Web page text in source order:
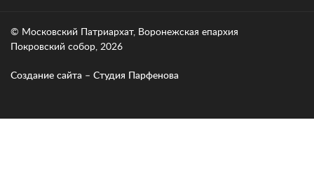
© Московский Патриархат, Воронежcкая епархия
Покровский собор, 2026
Создание сайта – Cтудия Парфенова